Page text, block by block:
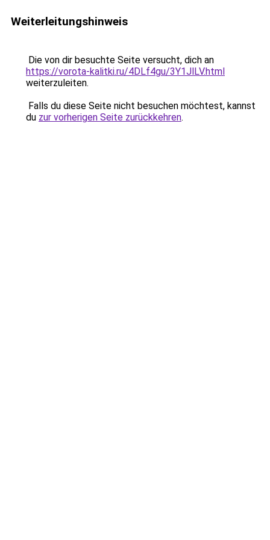
Weiterleitungshinweis
Die von dir besuchte Seite versucht, dich an
https://vorota-kalitki.ru/4DLf4gu/3Y1JlLV.html
weiterzuleiten.
Falls du diese Seite nicht besuchen möchtest, kannst
du zur vorherigen Seite zurückkehren.